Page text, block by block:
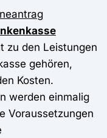
zu den Leistungen
gehören,
Kosten.
werden einmalig
Voraussetzungen